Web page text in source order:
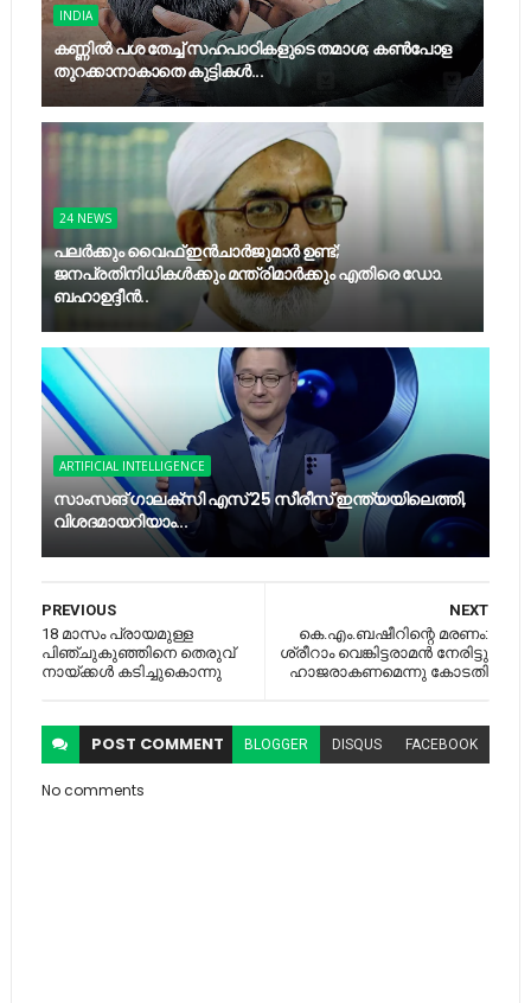
INDIA
കണ്ണിൽ പശ തേച്ച് സഹപാഠികളുടെ തമാശ; കൺപോള
തുറക്കാനാകാതെ കുട്ടികൾ...
24 NEWS
പലർക്കും വൈഫ് ഇൻചാർജുമാർ ഉണ്ട്;
ജനപ്രതിനിധികൾക്കും മന്ത്രിമാർക്കും എതിരെ ഡോ.
ബഹാഉദ്ദീൻ..
ARTIFICIAL INTELLIGENCE
സാംസങ് ഗാലക്‌സി എസ് 25 സീരീസ് ഇന്ത്യയിലെത്തി,
വിശദമായറിയാം...
NEXT
കെ.എം.ബഷീറിന്റെ മരണം:
ശ്രീറാം വെങ്കിട്ടരാമൻ നേരിട്ടു
ഹാജരാകണമെന്നു കോടതി
PREVIOUS
18 മാസം പ്രായമുള്ള
പിഞ്ചുകുഞ്ഞിനെ തെരുവ്
നായ്ക്കൾ കടിച്ചുകൊന്നു
POST COMMENT BLOGGER DISQUS FACEBOOK
No comments